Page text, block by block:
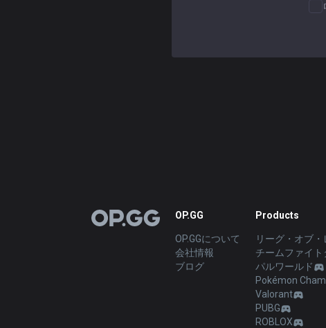
OP.GG OP.GG
OP.GGについて
会社情報
ブログ
Products
リーグ・オブ・
チームファイト
パルワールド
Pokémon
Valorant
PUBG
ROBLOX